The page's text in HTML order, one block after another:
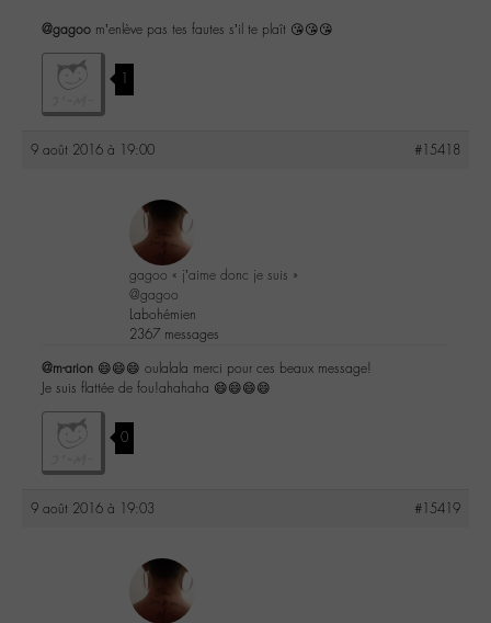
@gagoo m’enlève pas tes fautes s’il te plaît 😘😘😘
1
9 août 2016 à 19:00 #15418
gagoo « j’aime donc je suis »
@gagoo
Labohémien
2367 messages
@m-arion 😄😄😄 oulalala merci pour ces beaux message!
Je suis flattée de fou!ahahaha 😄😄😄😄
0
9 août 2016 à 19:03 #15419